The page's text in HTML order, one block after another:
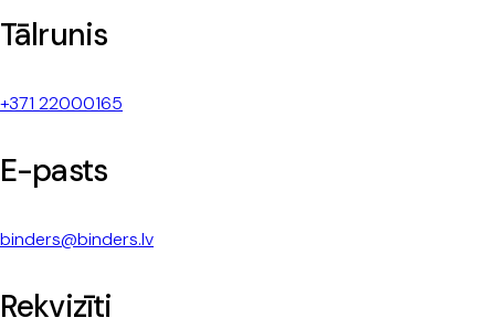
Tālrunis
+371 22000165
E-pasts
binders@binders.lv
Rekvizīti